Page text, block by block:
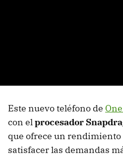
Este nuevo teléfono de
con elprocesador
que ofrece un
satisfacer las demandas